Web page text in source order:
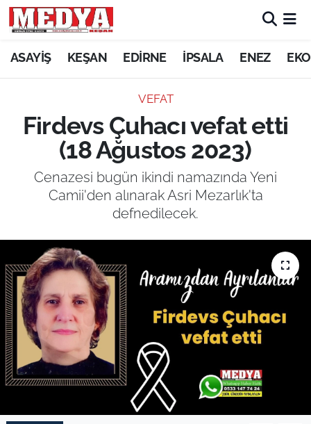
ASAYİŞ KEŞAN EDİRNE İPSALA ENEZ
VEFAT
Firdevs Çuhacı vefat etti
(18 Ağustos 2023)
Cenazesi bugün ikindi namazında Yeni
Camii'den alınarak Asri Mezarlık'ta
defnedilecek.
KEŞAN
ASAYİŞ
SİYASET
GÜNDEM
SAĞLIK
EĞİTİM
TARIM VE HAYVANCILIK
KÜLTÜR SANAT